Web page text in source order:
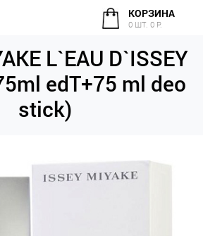
КОРЗИНА
0 ШТ. 0 Р.
L`EAU D`ISSEY
edT+75 ml deo
stick)